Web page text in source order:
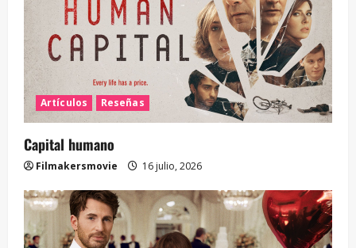
Artículos Reseñas
Capital humano
Filmakersmovie 16 julio, 2026